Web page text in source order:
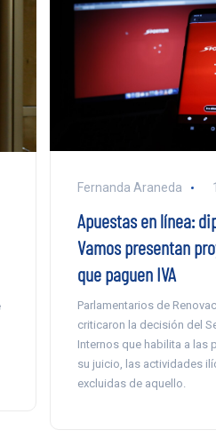
Fernanda Araneda
Apuestas en línea:
Vamos presentan
que paguen IVA
Parlamentarios de
criticaron la decisión del
Internos que habilita a las
su juicio, las actividades
excluidas de aquello.